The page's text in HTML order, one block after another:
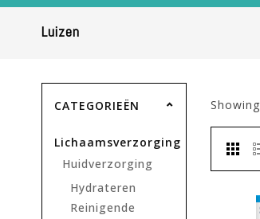
Luizen
CATEGORIEËN
Lichaamsverzorging
Huidverzorging
Hydrateren
Reinigende
Showing